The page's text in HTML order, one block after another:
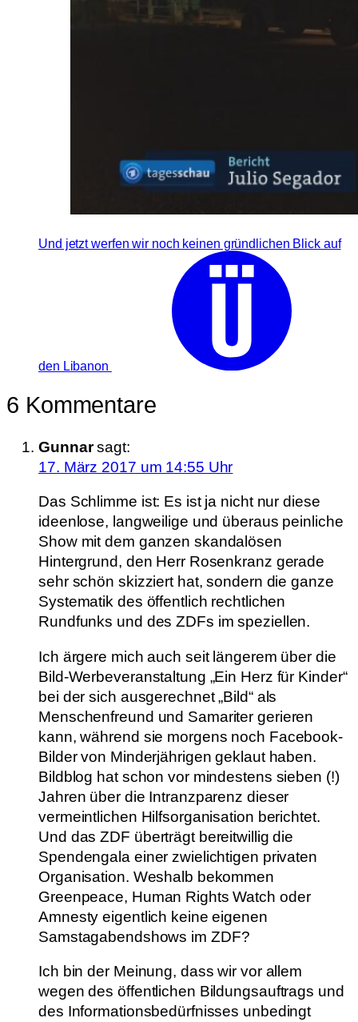
Und jetzt werfen wir noch keinen gründlichen Blick auf
den Libanon
6 Kommentare
Gunnar sagt:
17. März 2017 um 14:55 Uhr
Das Schlimme ist: Es ist ja nicht nur diese
ideenlose, langweilige und überaus peinliche
Show mit dem ganzen skandalösen
Hintergrund, den Herr Rosenkranz gerade
sehr schön skizziert hat, sondern die ganze
Systematik des öffentlich rechtlichen
Rundfunks und des ZDFs im speziellen.
Ich ärgere mich auch seit längerem über die
Bild-Werbeveranstaltung „Ein Herz für Kinder“
bei der sich ausgerechnet „Bild“ als
Menschenfreund und Samariter gerieren
kann, während sie morgens noch Facebook-
Bilder von Minderjährigen geklaut haben.
Bildblog hat schon vor mindestens sieben (!)
Jahren über die Intranzparenz dieser
vermeintlichen Hilfsorganisation berichtet.
Und das ZDF überträgt bereitwillig die
Spendengala einer zwielichtigen privaten
Organisation. Weshalb bekommen
Greenpeace, Human Rights Watch oder
Amnesty eigentlich keine eigenen
Samstagabendshows im ZDF?
Ich bin der Meinung, dass wir vor allem
wegen des öffentlichen Bildungsauftrags und
des Informationsbedürfnisses unbedingt